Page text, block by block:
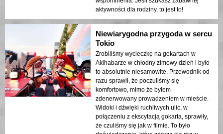
aktywności dla rodziny, to jest to!
Niewiarygodna przygoda w sercu
Tokio
Zrobiliśmy wycieczkę na gokartach w
Akihabarze w chłodny zimowy dzień i było
to absolutnie niesamowite. Przewodnik od
razu sprawił, że poczuliśmy się
komfortowo, mimo że byłem
zdenerwowany prowadzeniem w mieście.
Widoki i dźwięki ruchliwych ulic, w
połączeniu z ekscytacją gokarta, sprawiły,
że czuliśmy się jak w filmie. To było